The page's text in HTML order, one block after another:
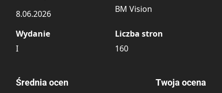
8.06.2026
BM Vision
Wydanie
I
Liczba stron
160
Średnia ocen Twoja ocena